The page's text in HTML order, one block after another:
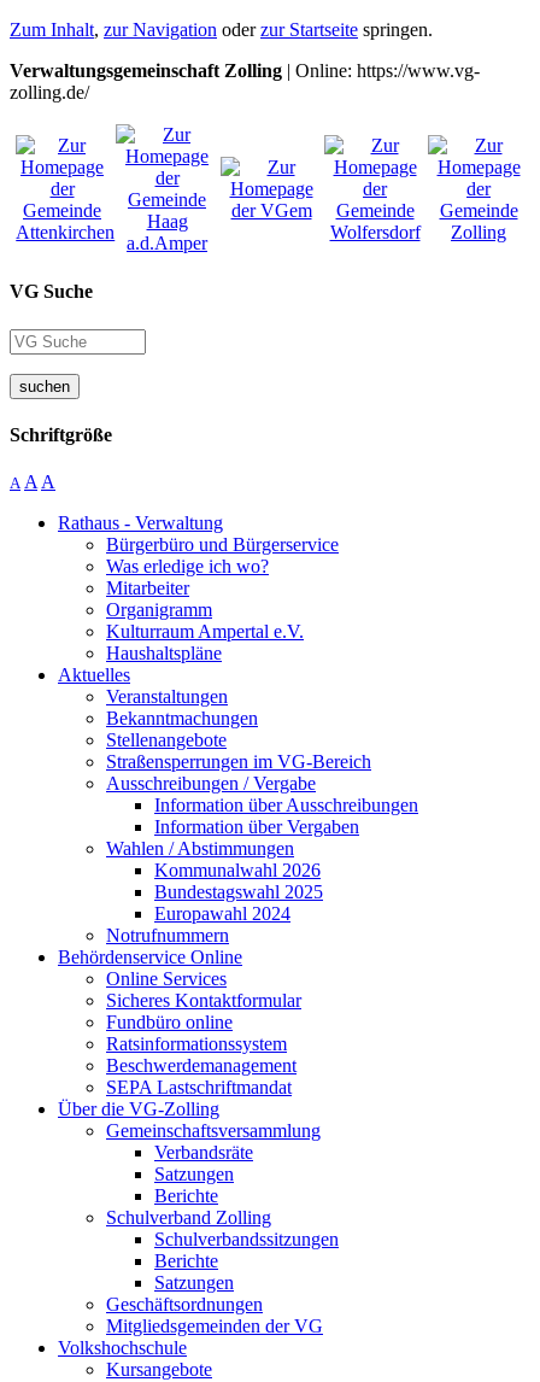
Zum Inhalt, zur Navigation oderzur Startseite springen.
Verwaltungsgemeinschaft Zolling | Online: https://www.vg-
zolling.de/
VG Suche
suchen
Schriftgröße
A A A
Rathaus - Verwaltung
Bürgerbüro und Bürgerservice
Was erledige ich wo?
Mitarbeiter
Organigramm
Kulturraum Ampertal e.V.
Haushaltspläne
Aktuelles
Veranstaltungen
Bekanntmachungen
Stellenangebote
Straßensperrungen im VG-Bereich
Ausschreibungen / Vergabe
Information über Ausschreibungen
Information über Vergaben
Wahlen / Abstimmungen
Kommunalwahl 2026
Bundestagswahl 2025
Europawahl 2024
Notrufnummern
Behördenservice Online
Online Services
Sicheres Kontaktformular
Fundbüro online
Ratsinformationssystem
Beschwerdemanagement
SEPA Lastschriftmandat
Über die VG-Zolling
Gemeinschaftsversammlung
Verbandsräte
Satzungen
Berichte
Schulverband Zolling
Schulverbandssitzungen
Berichte
Satzungen
Geschäftsordnungen
Mitgliedsgemeinden der VG
Volkshochschule
Kursangebote